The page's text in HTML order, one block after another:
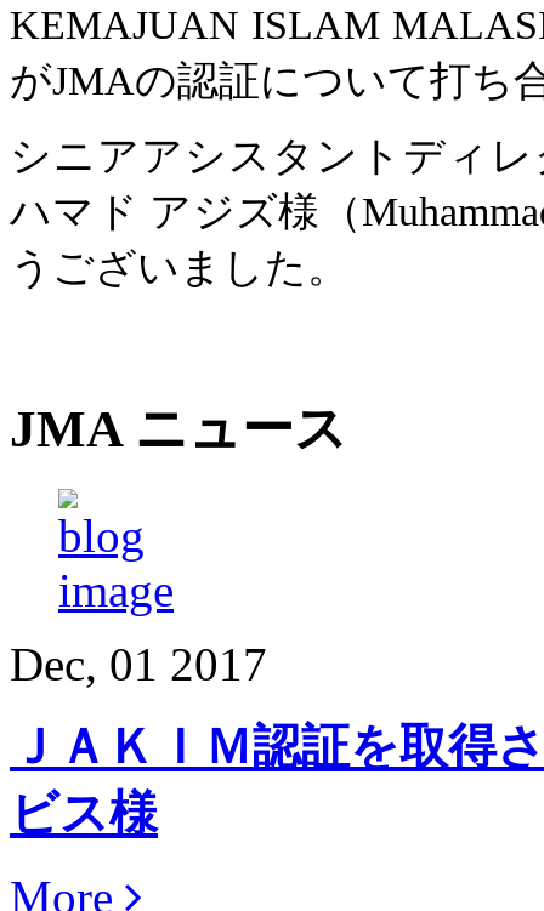
KEMAJUAN ISLAM
がJMAの認証について打ち
シニアアシスタントディ
ハマド アジズ様（
うございました。
JMAニュース
Dec, 01 2017
ＪＡＫＩＭ認証を取
ビス様
More